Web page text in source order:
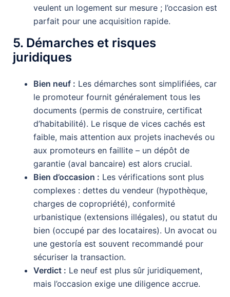
veulent un logement sur mesure ; l’occasion est
parfait pour une acquisition rapide.
5. Démarches et risques
juridiques
Bien neuf : Les démarches sont simplifiées, car
le promoteur fournit généralement tous les
documents (permis de construire, certificat
d’habitabilité). Le risque de vices cachés est
faible, mais attention aux projets inachevés ou
aux promoteurs en faillite – un dépôt de
garantie (aval bancaire) est alors crucial.
Bien d’occasion : Les vérifications sont plus
complexes : dettes du vendeur (hypothèque,
charges de copropriété), conformité
urbanistique (extensions illégales), ou statut du
bien (occupé par des locataires). Un avocat ou
une gestoría est souvent recommandé pour
sécuriser la transaction.
Verdict : Le neuf est plus sûr juridiquement,
mais l’occasion exige une diligence accrue.